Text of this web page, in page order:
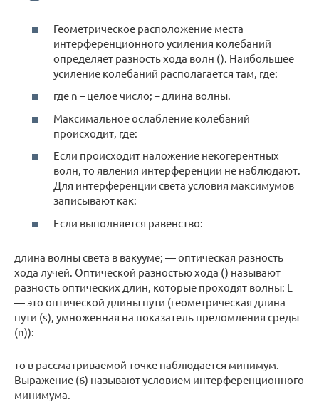
Геометрическое расположение места
интерференционного усиления колебаний
определяет разность хода волн (). Наибольшее
усиление колебаний располагается там, где:
где n – целое число; – длина волны.
Максимальное ослабление колебаний
происходит, где:
Если происходит наложение некогерентных
волн, то явления интерференции не наблюдают.
Для интерференции света условия максимумов
записывают как:
Если выполняется равенство:
длина волны света в вакууме; — оптическая разность
хода лучей. Оптической разностью хода () называют
разность оптических длин, которые проходят волны: L
— это оптической длины пути (геометрическая длина
пути (s), умноженная на показатель преломления среды
(n)):
то в рассматриваемой точке наблюдается минимум.
Выражение (6) называют условием интерференционного
минимума.